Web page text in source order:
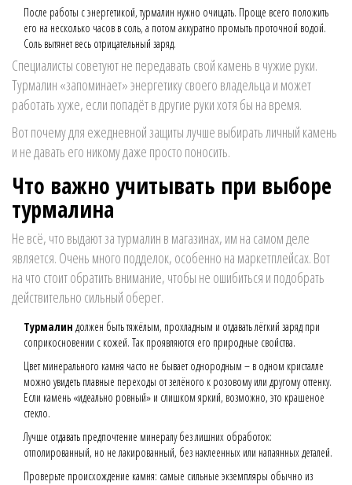
После работы с энергетикой, турмалин нужно очищать. Проще всего положить
его на несколько часов в соль, а потом аккуратно промыть проточной водой.
Соль вытянет весь отрицательный заряд.
Специалисты советуют не передавать свой камень в чужие руки.
Турмалин «запоминает» энергетику своего владельца и может
работать хуже, если попадёт в другие руки хотя бы на время.
Вот почему для ежедневной защиты лучше выбирать личный камень
и не давать его никому даже просто поносить.
Что важно учитывать при выборе
турмалина
Не всё, что выдают за турмалин в магазинах, им на самом деле
является. Очень много подделок, особенно на маркетплейсах. Вот
на что стоит обратить внимание, чтобы не ошибиться и подобрать
действительно сильный оберег.
Турмалин должен быть тяжёлым, прохладным и отдавать лёгкий заряд при
соприкосновении с кожей. Так проявляются его природные свойства.
Цвет минерального камня часто не бывает однородным – в одном кристалле
можно увидеть плавные переходы от зелёного к розовому или другому оттенку.
Если камень «идеально ровный» и слишком яркий, возможно, это крашеное
стекло.
Лучше отдавать предпочтение минералу без лишних обработок:
отполированный, но не лакированный, без наклеенных или напаянных деталей.
Проверьте происхождение камня: самые сильные экземпляры обычно из